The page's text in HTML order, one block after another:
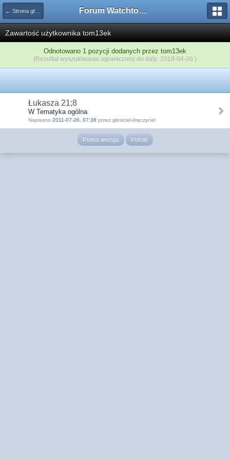
← Strona główna Forum Watchtower
Zawartość użytkownika tom13ek
Odnotowano 1 pozycji dodanych przez tom13ek
(Rezultat wyszukiwania ograniczony do daty: 2019-04-26 )
Łukasza 21;8
W Tematyka ogólna
Napisano 2011-07-26, 07:38 przez głosiciel-dręczyciel
Pełna wersja Polski